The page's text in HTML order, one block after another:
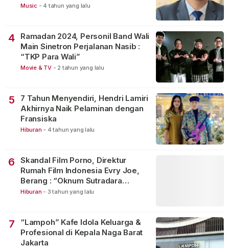
Music - 4 tahun yang lalu
4
Ramadan 2024, Personil Band Wali
Main Sinetron Perjalanan Nasib :
“TKP Para Wali”
Movie & TV - 2 tahun yang lalu
5
7 Tahun Menyendiri, Hendri Lamiri
Akhirnya Naik Pelaminan dengan
Fransiska
Hiburan - 4 tahun yang lalu
6
Skandal Film Porno, Direktur
Rumah Film Indonesia Evry Joe,
Berang : “Oknum Sutradara
Merusak Perfilman Indonesia”!
Hiburan - 3 tahun yang lalu
7
“Lampoh” Kafe Idola Keluarga &
Profesional di Kepala Naga Barat
Jakarta